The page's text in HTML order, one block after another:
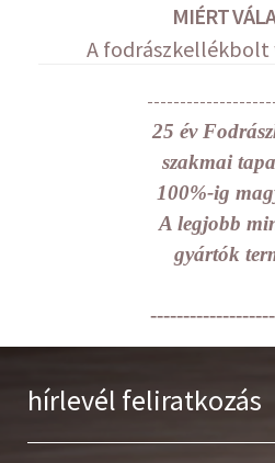
MIÉRT
A fodrászkellékbolt
25 év
szakmai
100%-ig
A legjobb
gyártók
hírlevél feliratkozás